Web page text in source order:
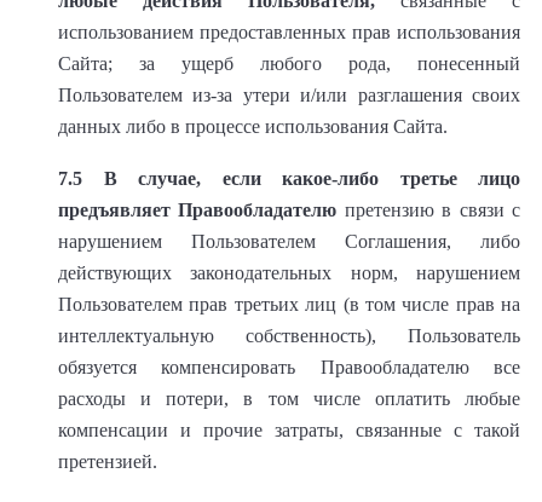
использованием предоставленных прав использования
Сайта; за ущерб любого рода, понесенный
Пользователем из-за утери и/или разглашения своих
данных либо в процессе использования Сайта.
7.5
В случае, если какое-либо третье лицо
предъявляет Правообладателю претензию в связи с
нарушением Пользователем Соглашения, либо
действующих законодательных норм, нарушением
Пользователем прав третьих лиц (в том числе прав на
интеллектуальную собственность), Пользователь
обязуется компенсировать Правообладателю все
расходы и потери, в том числе оплатить любые
компенсации и прочие затраты, связанные с такой
претензией.